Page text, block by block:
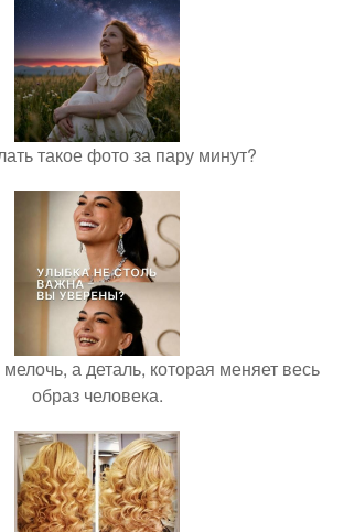
такое фото за пару минут?
а деталь, которая меняет весь
образ человека.